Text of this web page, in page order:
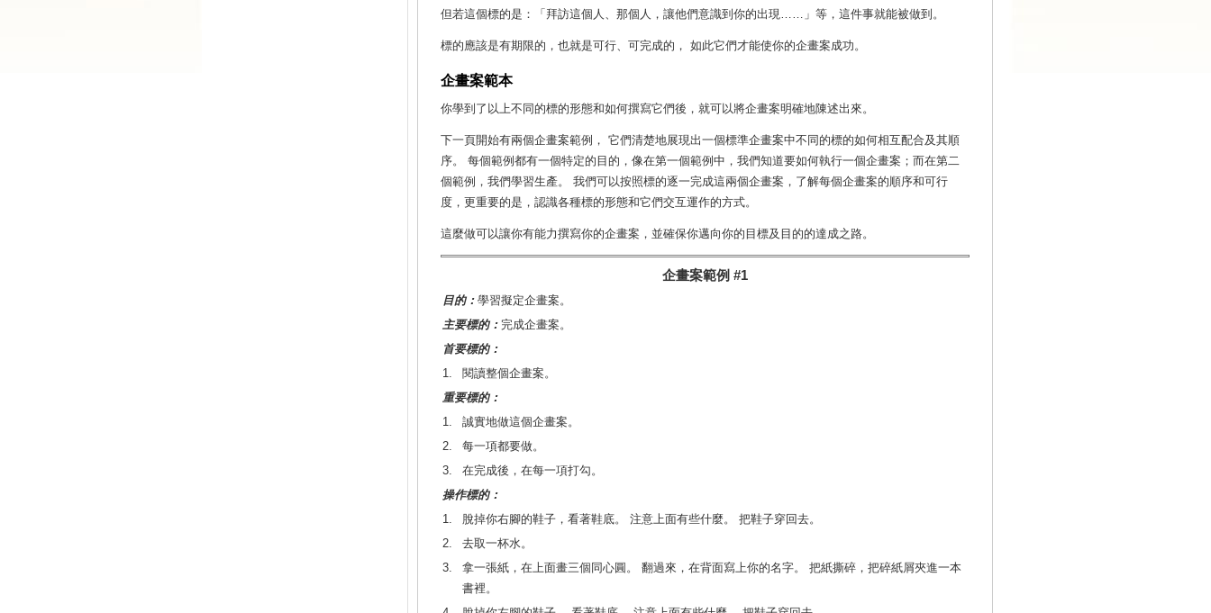
但若這個標的是：「拜訪這個人、那個人，讓他們意識到你的出現……」等，這件事就能被做到。
標的應該是有期限的，也就是可行、可完成的， 如此它們才能使你的企畫案成功。
企畫案範本
你學到了以上不同的標的形態和如何撰寫它們後，就可以將企畫案明確地陳述出來。
下一頁開始有兩個企畫案範例， 它們清楚地展現出一個標準企畫案中不同的標的如何相互配合及其順
序。 每個範例都有一個特定的目的，像在第一個範例中，我們知道要如何執行一個企畫案；而在第二
個範例，我們學習生產。 我們可以按照標的逐一完成這兩個企畫案，了解每個企畫案的順序和可行
度，更重要的是，認識各種標的形態和它們交互運作的方式。
這麼做可以讓你有能力撰寫你的企畫案，並確保你邁向你的目標及目的的達成之路。
企畫案範例 #1
目的： 學習擬定企畫案。
主要標的： 完成企畫案。
首要標的：
1.
閱讀整個企畫案。
重要標的：
1.
誠實地做這個企畫案。
2.
每一項都要做。
3.
在完成後，在每一項打勾。
操作標的：
1.
脫掉你右腳的鞋子，看著鞋底。 注意上面有些什麼。 把鞋子穿回去。
2.
去取一杯水。
3.
拿一張紙，在上面畫三個同心圓。 翻過來，在背面寫上你的名字。 把紙撕碎，把碎紙屑夾進一本
書裡。